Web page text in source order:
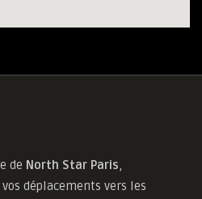
de North Star Paris,
déplacements vers les